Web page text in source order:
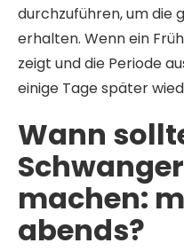
durchzuführen, um die
erhalten. Wenn ein
zeigt und die Periode
einige Tage später
Wann
machen:
abends?